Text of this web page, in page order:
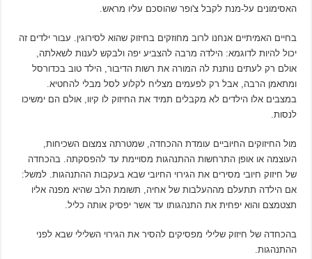
האסימונים על-מנת לקבל צ'ופר שהוסכם עליו מראש.
בחיים האמיתיים אנחנו לרוב מחוזקים בחיזוק שהוא לסירוגין. עבור ילדים זה
יכול להיות לדוגמא: הילדה מרבה להצביע יפה ולבקש לענות לשאלתה,
אולם רק לעתים נותנת לה המורה את רשות הדיבור, הילד טוב בכדורסל
ומתאמן הרבה, אבל רק לפעמים מצליח לקלוע לסל מבלי להחטיא.
במצבים אלו הילדים לא מקבלים תמיד את החיזוק לו קיוו, אולם הם ימשיכו
לנסות.
מול החיזוקים החיוביים עומדת ההכחדה, שמטרתה צמצום השכיחות,
העוצמה או אופן התרחשות ההתנהגות מסויימת עד להפסקתה. בהכחדה
של חיזוק חיובי מסירים את הגירוי החיובי שבא בעקבות ההתנהגות. למשל:
אם הילדה תתעלם מההעלבות של אחיה, תשומת הלב שהיא מפנה אליו
תצטמצם והוא יפחית את התנהגותו עד אשר יפסיק אותה כליל.
בהכחדה של חיזוק שלילי מפסיקים להסיר את הגירוי השלילי שבא לפני
ההתנהגות.